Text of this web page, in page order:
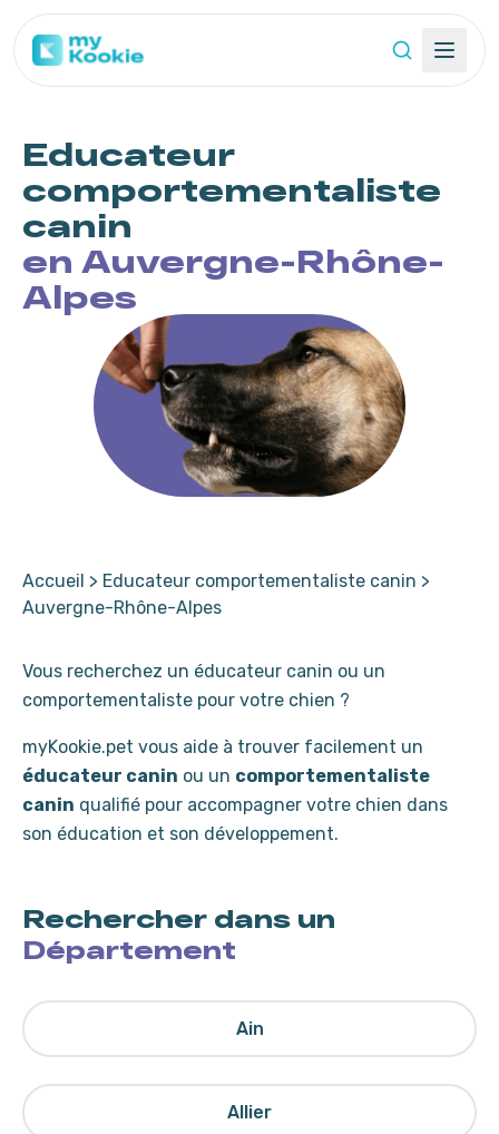
Educateur
comportementaliste
canin
en Auvergne-Rhône-
Alpes
Accueil > Educateur comportementaliste canin >
Auvergne-Rhône-Alpes
Vous recherchez un éducateur canin ou un
comportementaliste pour votre chien ?
myKookie.pet vous aide à trouver facilement un
éducateur canin ou un comportementaliste
canin qualifié pour accompagner votre chien dans
son éducation et son développement.
Rechercher dans un
Département
Ain
Allier